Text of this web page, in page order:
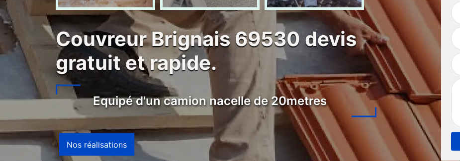
Couvreur Brignais 69530 devis
gratuit et rapide.
Equipé d'un camion nacelle de 20metres
Nos réalisations